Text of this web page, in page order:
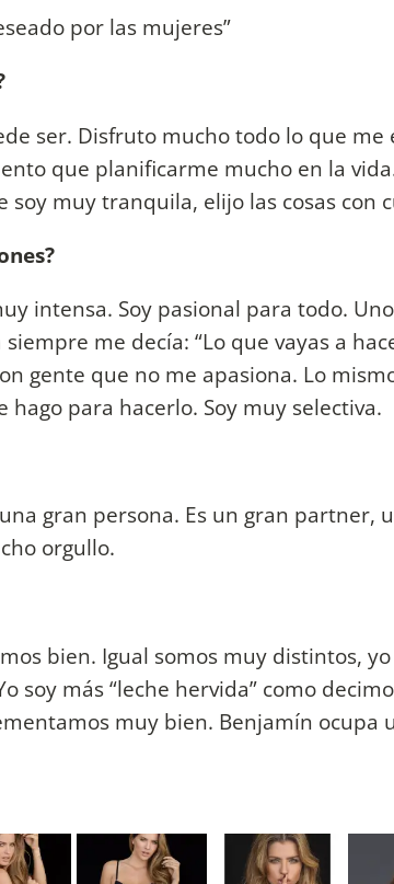
por las mujeres”
ser. Disfruto mucho todo lo que me
que planificarme mucho en la
muy tranquila, elijo las cosas con
intensa. Soy pasional para todo.
me decía: “Lo que vayas a
gente que no me apasiona. Lo
para hacerlo. Soy muy selectiva.
gran persona. Es un gran partner,
orgullo.
bien. Igual somos muy distintos,
soy más “leche hervida” como
muy bien. Benjamín ocupa